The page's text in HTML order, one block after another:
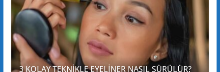
3 KOLAY TEKNİKLE EYELİNER NASIL SÜRÜLÜR?